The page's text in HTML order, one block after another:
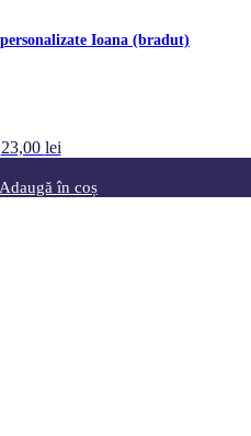
Ioana (bradut)
23,00 lei
Adaugă în coș